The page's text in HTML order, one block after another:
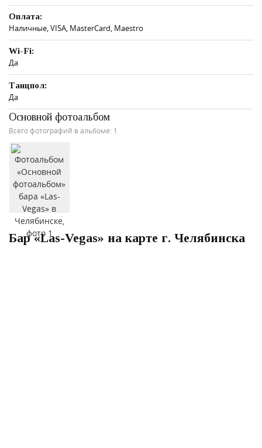
Оплата:
Наличные, VISA, MasterCard, Maestro
Wi-Fi:
Да
Танцпол:
Да
Основной фотоальбом
Всего фотографий в альбоме: 1
Бар «Las-Vegas» на карте г. Челябинска